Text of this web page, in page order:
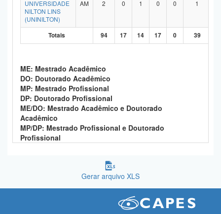
UNIVERSIDADE
NILTON LINS
(UNINILTON)
AM 2 0 1 0 0 1
Totais 94 17 14 17 0 39
ME: Mestrado Acadêmico
DO: Doutorado Acadêmico
MP: Mestrado Profissional
DP: Doutorado Profissional
ME/DO: Mestrado Acadêmico e Doutorado
Acadêmico
MP/DP: Mestrado Profissional e Doutorado
Profissional
Gerar arquivo XLS